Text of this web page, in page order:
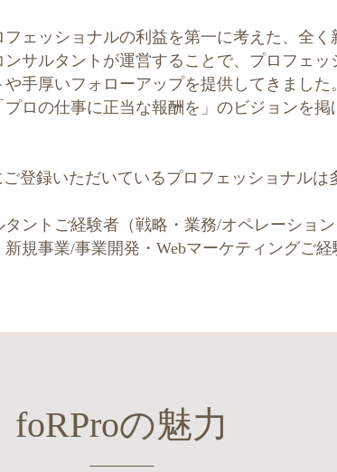
フェッショナルの利益を第一に考えた、全
ンサルタントが運営することで、プロフェ
や手厚いフォローアップを提供してきました。
プロの仕事に正当な報酬を」のビジョンを
ご登録いただいているプロフェッショナルは
タントご経験者（戦略・業務/オペレーション
新規事業/事業開発・Webマーケティングご
foRProの魅力